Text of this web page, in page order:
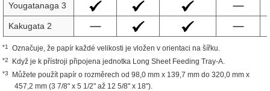
Yougatanaga 3
Kakugata 2
*1 Označuje, že papír každé velikosti je vložen v orientaci na šířku.
*2 Když je k přístroji připojena jednotka Long Sheet Feeding Tray-A.
*3
Můžete použít papír o rozměrech od 98,0 mm x 139,7 mm do 320,0 mm x
457,2 mm (3 7/8" x 5 1/2" až 12 5/8" x 18").